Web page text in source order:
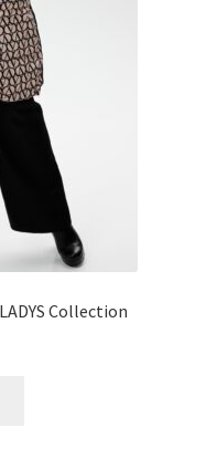
Collection